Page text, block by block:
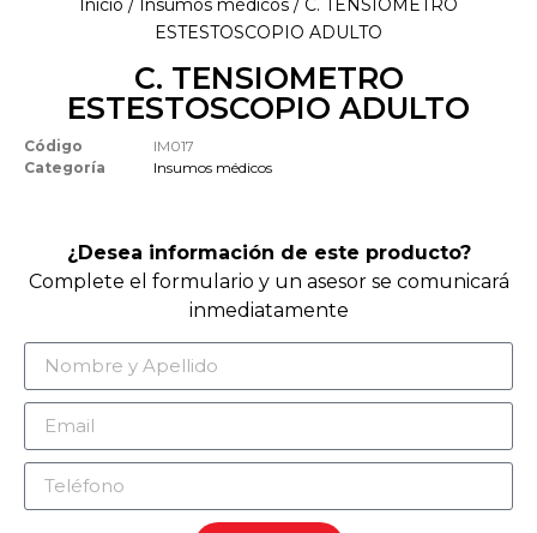
ESTESTOSCOPIO ADULTO
C. TENSIOMETRO
ESTESTOSCOPIO ADULTO
Código
IM017
Categoría
Insumos médicos
¿Desea información de este producto?
Complete el formulario y un asesor se comunicará
inmediatamente